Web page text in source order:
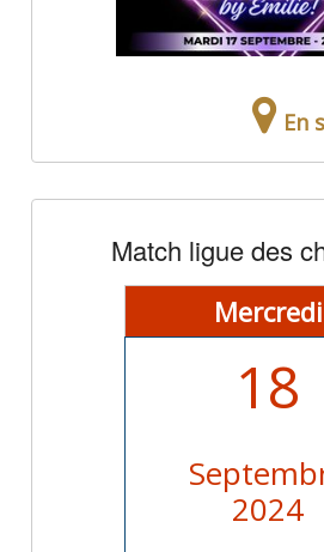
En
Match ligue des
Mercredi
18
2024